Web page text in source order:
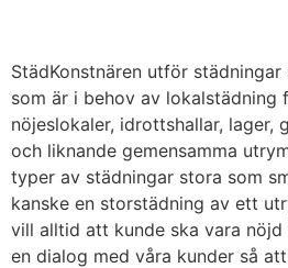
StädKonstnären utför
som är i behov av lokalstädning
nöjeslokaler, idrottshallar, lager,
och liknande gemensamma
typer av städningar stora som
kanske en storstädning av ett
vill alltid att kunde ska vara
en dialog med våra kunder så